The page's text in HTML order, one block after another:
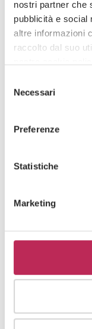
nostri partner che
pubblicità e social
altre informazioni
raccolto dal suo
Attenzione:
un’area
delNecessari
Preferenze
Statistiche
Marketing
Iscriviti alla
Newsletter
Cliccando su